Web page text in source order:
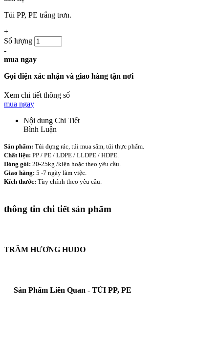
Túi PP, PE trắng trơn.
+
Số lượng
-
mua ngay
Gọi điện xác nhận và giao hàng tận nơi
Xem chi tiết thông số
mua ngay
Nội dung Chi Tiết
Bình Luận
Sản phẩm: Túi đựng rác, túi mua sắm, túi thực phẩm.
Chất liệu: PP / PE / LDPE / LLDPE / HDPE.
Đóng gói: 20-25kg /kiện hoặc theo yêu cầu.
Giao hàng: 5 -7 ngày làm việc.
Kích thước: Tùy chỉnh theo yêu cầu.
thông tin chi tiết sản phẩm
TRẦM HƯƠNG HUDO
Sản Phẩm Liên Quan - TÚI PP, PE